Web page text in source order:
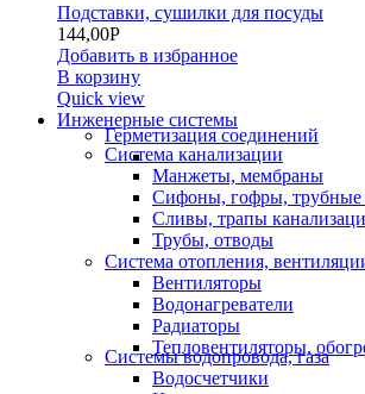
Подставки, сушилки для посуды
144,00Р
Добавить в избранное
В корзину
Quick view
Инженерные системы
Герметизация соединений
Система канализации
Манжеты, мембраны
Сифоны, гофры, трубные
Сливы, трапы
Трубы, отводы
Система отопления,
Вентиляторы
Водонагреватели
Радиаторы
Тепловентиляторы,
Системы водопровода, газа
Водосчетчики